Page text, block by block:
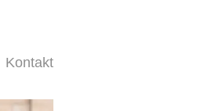
Kontakt